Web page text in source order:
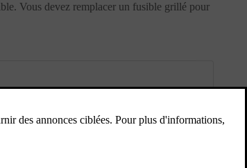
Vous devez remplacer un fusible grillé pour